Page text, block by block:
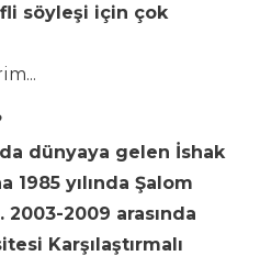
söyleşi için çok
dünyaya gelen İshak
1985 yılında Şalom
2003-2009 arasında
Karşılaştırmalı